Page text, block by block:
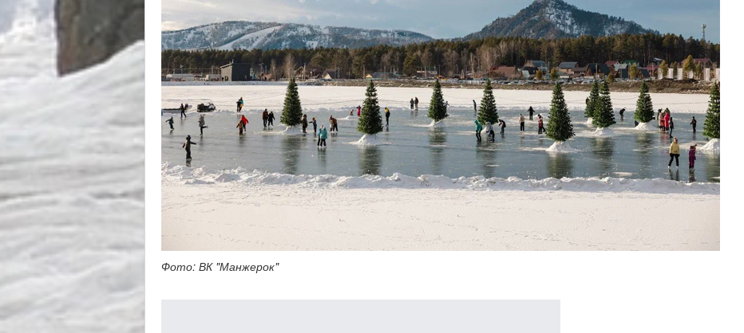
Фото: ВК "Манжерок"